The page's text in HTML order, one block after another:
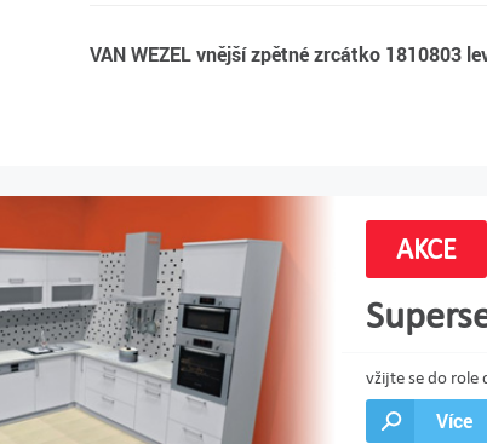
VAN WEZEL vnější zpětné zrcátko 1810803
AKCE
vžijte se do role
Více